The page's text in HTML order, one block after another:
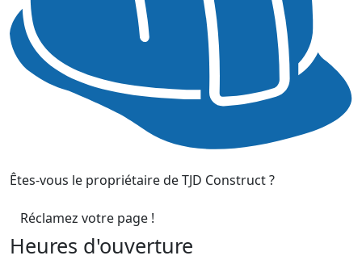
Êtes-vous le propriétaire de TJD Construct ?
Réclamez votre page !
Heures d'ouverture